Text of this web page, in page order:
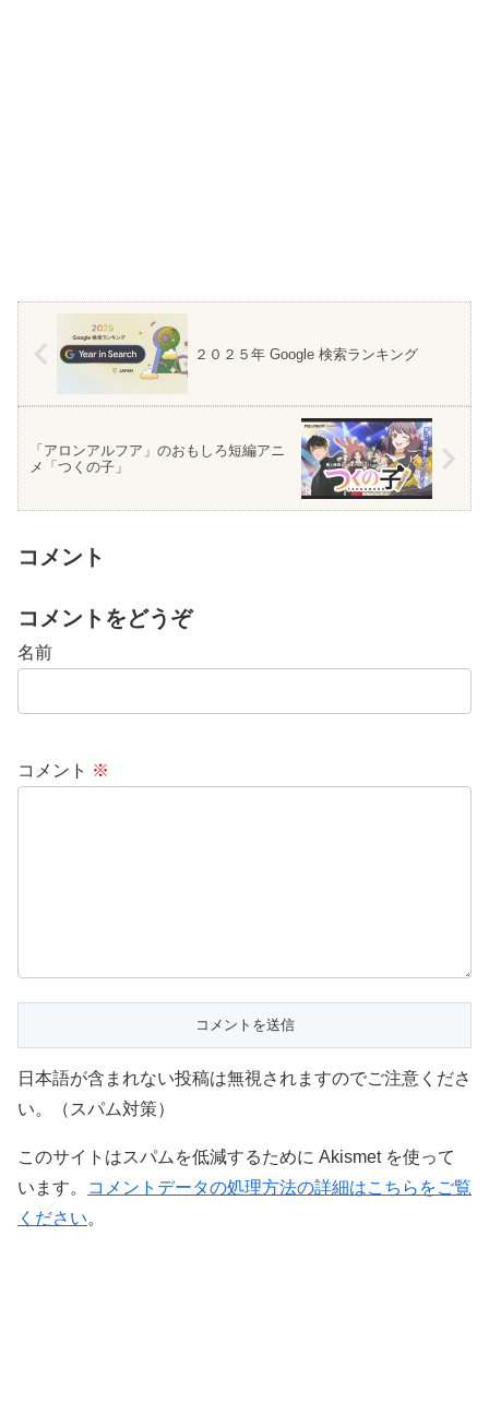
２０２５年 Google 検索ランキング
「アロンアルフア」のおもしろ短編アニ
メ「つくの子」
コメント
コメントをどうぞ
名前
コメント ※
日本語が含まれない投稿は無視されますのでご注意くださ
い。（スパム対策）
このサイトはスパムを低減するために Akismet を使って
います。
コメントデータの処理方法の詳細はこちらをご覧
ください。